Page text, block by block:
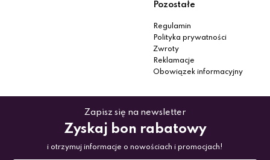
Pozostałe
Regulamin
Polityka prywatności
Zwroty
Reklamacje
Obowiązek informacyjny
Zapisz się na newsletter
Zyskaj bon rabatowy
i otrzymuj informacje o nowościach i promocjach!